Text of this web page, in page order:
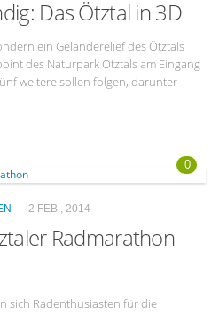
Das Ötztal in 3D
ein Geländerelief des Ötztals
des Naturpark Ötztals am Eingang
weitere sollen folgen, darunter
0
— 2 FEB., 2014
Radmarathon
sich Radenthusiasten für die